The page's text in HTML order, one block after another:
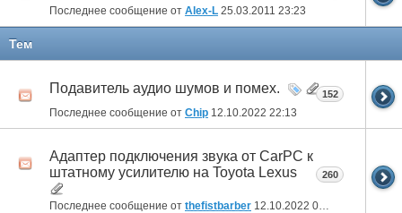
Последнее сообщение от Alex-L 25.03.2011 23:23
Тем
Подавитель аудио шумов и помех.
Последнее сообщение от Chip 12.10.2022 22:13
152
Адаптер подключения звука от CarPC к
штатному усилителю на Toyota Lexus
Последнее сообщение от thefistbarber 12.10.2022 06:48
260